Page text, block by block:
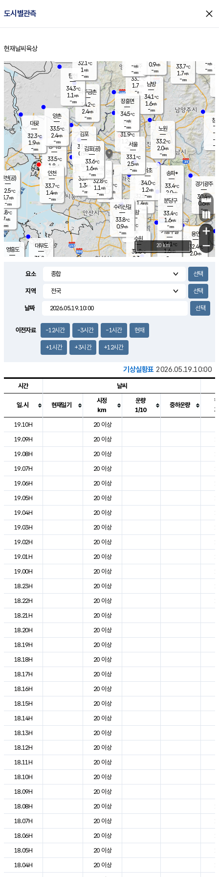
도시별관측 close
홈
현재날씨 육상
의도
℃
m/s
mm
영흥도
양주
33.1℃
1.7
-mm
과천
32.5℃
1.4m/s
- mm
용인
32.4℃
2.0m/s
경기광주
30.4℃
0.6m/s
-mm
2.2m/s
대부도
31.8
경서동
33.5℃
1.8 m/s
-mm
파주금촌
34.2℃
2.4m/s
-mm
33.7℃
1.7m/s
-mm
대곶
32.3℃
1.9m/s
-mm
창
-
-m/
-
탄현
34.3℃
1.1 m/s
-mm
-m/s
-mm
의왕
- ℃
m/s
mm
김포
33.8℃
0.9 m/s
mm
광명
32.7 ℃
1.7 m/s
-mm
부천
33.4℃
1.3m/s
-mm
양촌
33.5℃
2.4m/s
-mm
구로
32.8℃
1.1 m/s
-mm
은평
31.9℃
1.2 m/s
- mm
노원
33.2℃
2.0m/s
-mm
송파*
33.4℃
2.0m/s
-mm
서초
34.0℃
1.2m/s
-mm
남방
34.1℃
1.6m/s
-mm
기흥구갈
33.1℃
1.6m/s
-
수리산길
33.8℃
0.9m/s
-mm
분당구
33.4℃
1.6m/s
-mm
장흥면
34.5℃
-m/s
-mm
-m/s
-mm
인천(공)
32.5℃
3.7m/s
-mm
김포(공)
33.6℃
1.6m/s
-mm
수원
31.8℃
2.3 m/s
인천
33.7℃
1.4m/s
-mm
서울
33.1℃
2.5m/s
-mm
32.1℃
1 m/s
-mm
0.9m/s
-mm
+
−
20 km
요소
지역
날짜
이전자료 -12시간 -3시간 -1시간 현재
+1시간 +3시간 +12시간
기상실황표 2026.05.19.10:00
도시별 기상실황표로 지점, 날씨, 기온, 강수, 바람, 기압등을 안내한 표입
시간 날씨
일.시 현재일기
시정
km
운량
1/10
중하운량
19.10H
20 이상
19.09H
20 이상
19.08H
20 이상
19.07H
20 이상
19.06H
20 이상
19.05H
20 이상
19.04H
20 이상
19.03H
20 이상
19.02H
20 이상
19.01H
20 이상
19.00H
20 이상
18.23H
20 이상
18.22H
20 이상
18.21H
20 이상
18.20H
20 이상
18.19H
20 이상
18.18H
20 이상
18.17H
20 이상
18.16H
20 이상
18.15H
20 이상
18.14H
20 이상
18.13H
20 이상
18.12H
20 이상
18.11H
20 이상
18.10H
20 이상
18.09H
20 이상
18.08H
20 이상
18.07H
20 이상
18.06H
20 이상
18.05H
20 이상
18.04H
20 이상